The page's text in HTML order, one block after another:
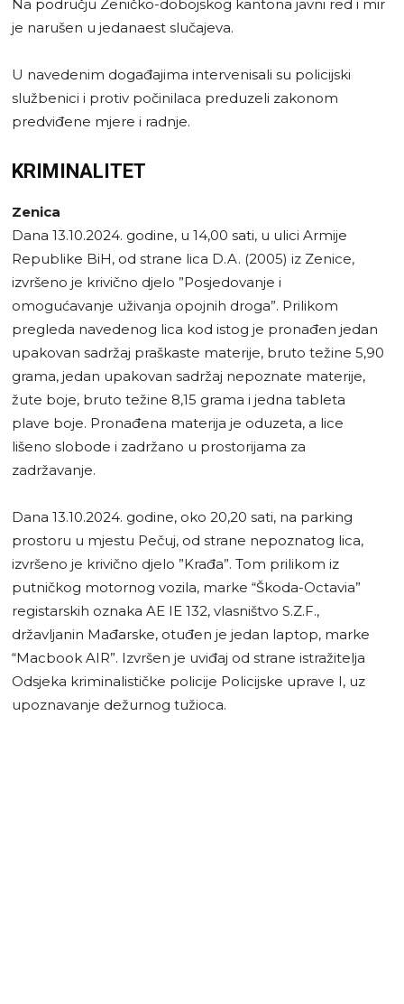
Na području Zeničko-dobojskog kantona javni red i mir
je narušen u jedanaest slučajeva.
U navedenim događajima intervenisali su policijski
službenici i protiv počinilaca preduzeli zakonom
predviđene mjere i radnje.
KRIMINALITET
Zenica
Dana 13.10.2024. godine, u 14,00 sati, u ulici Armije
Republike BiH, od strane lica D.A. (2005) iz Zenice,
izvršeno je krivično djelo ”Posjedovanje i
omogućavanje uživanja opojnih droga”. Prilikom
pregleda navedenog lica kod istog je pronađen jedan
upakovan sadržaj praškaste materije, bruto težine 5,90
grama, jedan upakovan sadržaj nepoznate materije,
žute boje, bruto težine 8,15 grama i jedna tableta
plave boje. Pronađena materija je oduzeta, a lice
lišeno slobode i zadržano u prostorijama za
zadržavanje.
Dana 13.10.2024. godine, oko 20,20 sati, na parking
prostoru u mjestu Pečuj, od strane nepoznatog lica,
izvršeno je krivično djelo ”Krađa”. Tom prilikom iz
putničkog motornog vozila, marke “Škoda-Octavia”
registarskih oznaka AE IE 132, vlasništvo S.Z.F.,
državljanin Mađarske, otuđen je jedan laptop, marke
“Macbook AIR”. Izvršen je uviđaj od strane istražitelja
Odsjeka kriminalističke policije Policijske uprave I, uz
upoznavanje dežurnog tužioca.